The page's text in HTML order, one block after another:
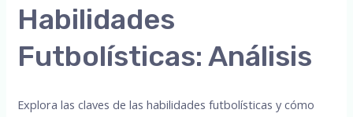
Habilidades
Futbolísticas: Análisis
Explora las claves de las habilidades futbolísticas y cómo